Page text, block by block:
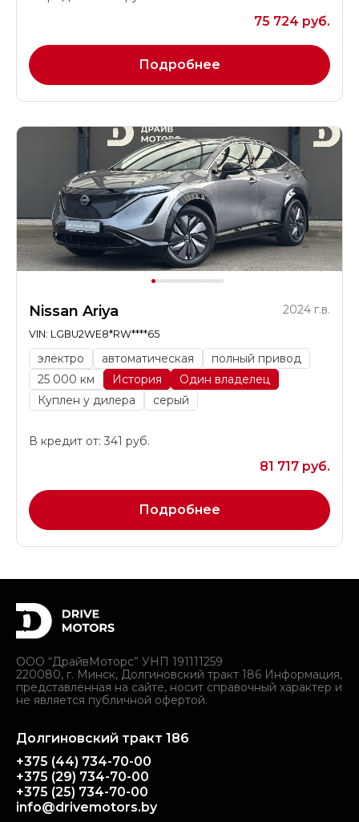
75 724 руб.
Подробнее
Nissan Ariya 2024 г.в.
VIN: LGBU2WE8*RW****65
электро автоматическая
полный привод
25 000 км
История
Один владелец
Куплен у дилера
серый
В кредит от: 341 руб.
81 717 руб.
Подробнее
ООО “ДрайвМоторс” УНП 191111259
220080, г. Минск, Долгиновский тракт 186 Информация,
представленная на сайте, носит справочный характер и
не является публичной офертой.
Долгиновский тракт 186
+375 (44) 734-70-00
+375 (29) 734-70-00
+375 (25) 734-70-00
info@drivemotors.by